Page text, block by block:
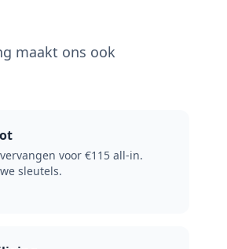
maakt ons ook
voor €115 all-in.
sleutels.